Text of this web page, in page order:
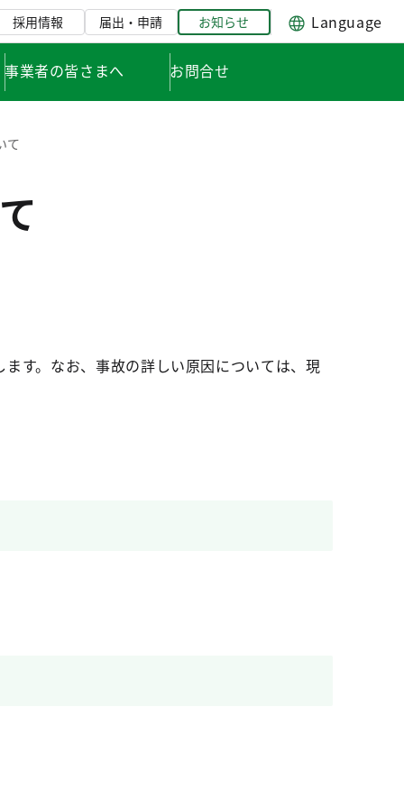
採用情報 届出・申請 お知らせ Language
事業者の皆さまへ お問合せ
て
す。なお、事故の詳しい原因については、現